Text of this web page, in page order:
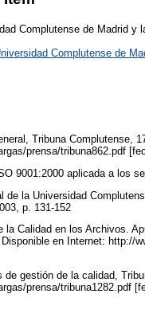
Complutense de Madrid
Complutense de
Tribuna Complutense,
prensa/tribuna862.pdf
9001:2000 aplicada a los
de la Universidad
p. 131-152
la Calidad en los Archivos.
en Internet: http://
gestión de la calidad,
prensa/tribuna1282.pdf